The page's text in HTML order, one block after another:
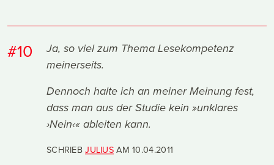
#10
Ja, so viel zum Thema Lesekompetenz
meinerseits.
Dennoch halte ich an meiner Meinung fest,
dass man aus der Studie kein »unklares
›Nein‹« ableiten kann.
SCHRIEBJULIUSAM10.04.2011